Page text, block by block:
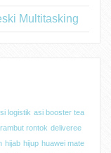
Multitasking
logistik asi booster tea
rontok deliveree
hijab hijup huawei mate